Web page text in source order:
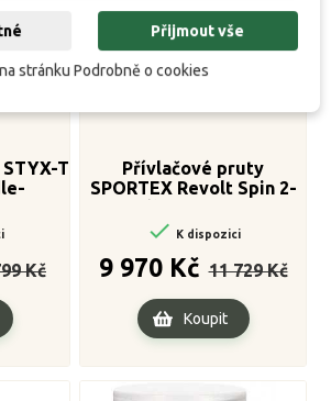
T
Kč
Přívlačové pruty
SPORTEX Revolt Spin 2-
 K dispozici
9 970 Kč cena
11 729 Kč
Cena
Koupit
Přijmout vše
stránku Podrobně o cookies